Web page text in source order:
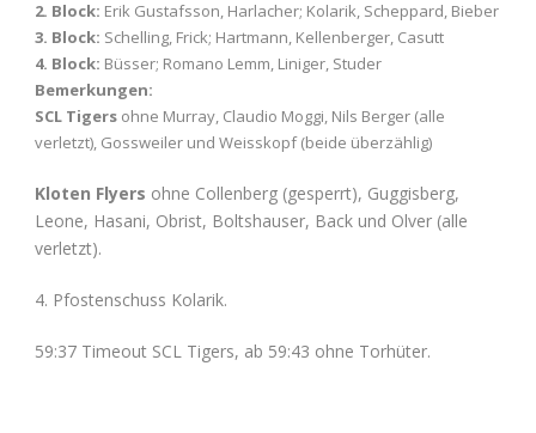
2. Block: Erik Gustafsson, Harlacher; Kolarik, Scheppard, Bieber
3. Block: Schelling, Frick; Hartmann, Kellenberger, Casutt
4. Block: Büsser; Romano Lemm, Liniger, Studer
Bemerkungen:
SCL Tigers ohne Murray, Claudio Moggi, Nils Berger (alle
verletzt), Gossweiler und Weisskopf (beide überzählig)
Kloten Flyers ohne Collenberg (gesperrt), Guggisberg,
Leone, Hasani, Obrist, Boltshauser, Back und Olver (alle
verletzt).
4. Pfostenschuss Kolarik.
59:37 Timeout SCL Tigers, ab 59:43 ohne Torhüter.